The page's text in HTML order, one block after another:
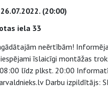
(20:00)
iela 33
neērtībām!
īslaicīgi montāžas
līdz plkst. 20:00
Darbu izpildītājs: